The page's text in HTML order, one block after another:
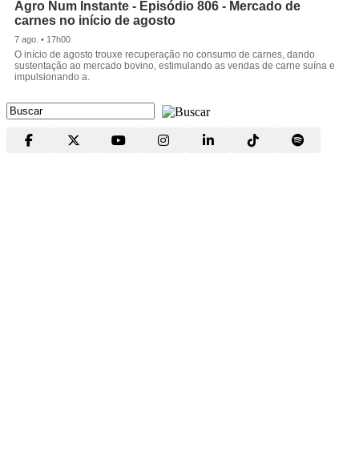
Agro Num Instante - Episódio 806 - Mercado de
carnes no início de agosto
7 ago. • 17h00
O início de agosto trouxe recuperação no consumo de carnes, dando
sustentação ao mercado bovino, estimulando as vendas de carne suína e
impulsionando a.